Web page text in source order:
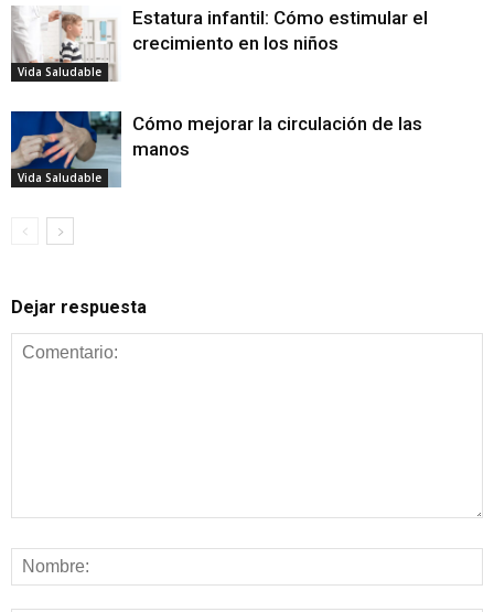
Vida Saludable
Estatura infantil: Cómo estimular el
crecimiento en los niños
Vida Saludable
Cómo mejorar la circulación de las
manos
Dejar respuesta